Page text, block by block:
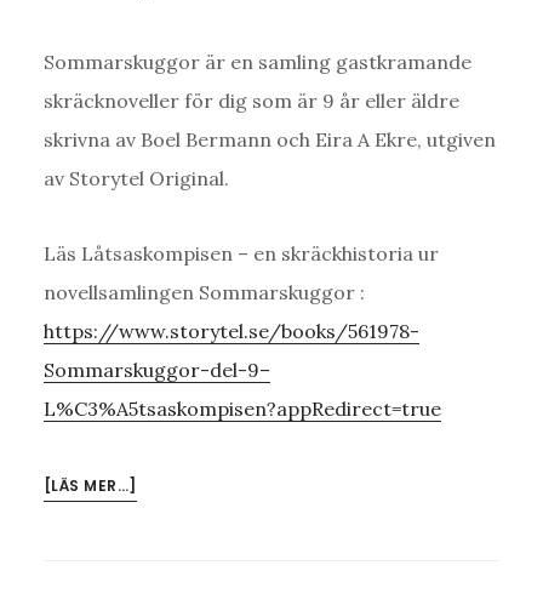
Sommarskuggor är en samling gastkramande
skräcknoveller för dig som är 9 år eller äldre
skrivna av Boel Bermann och Eira A Ekre, utgiven
av Storytel Original.
Läs Låtsaskompisen – en skräckhistoria ur
novellsamlingen Sommarskuggor :
https://www.storytel.se/books/561978-
Sommarskuggor-del-9–
L%C3%A5tsaskompisen?appRedirect=true
[LÄS MER…]